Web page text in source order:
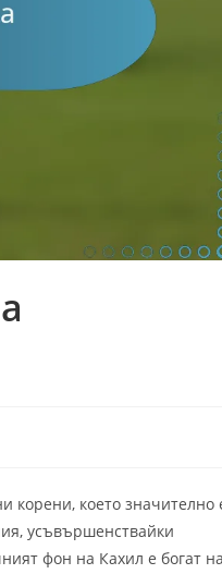
корени, което значително
усъвършенствайки
фон на Кахил е богат